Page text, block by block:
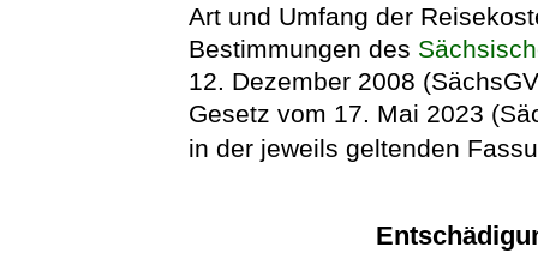
Art und Umfang der
Bestimmungen des
12. Dezember 2008
Gesetz vom 17. Mai 2023
in der jeweils geltenden